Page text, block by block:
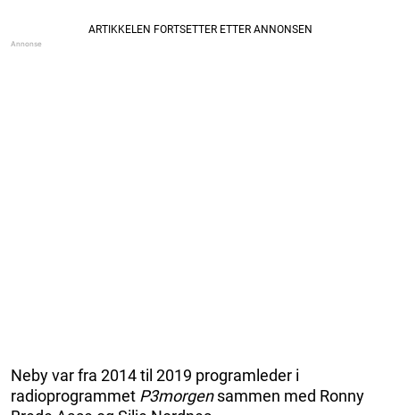
Neby var fra 2014 til 2019 programleder i
radioprogrammet P3morgensammen med Ronny